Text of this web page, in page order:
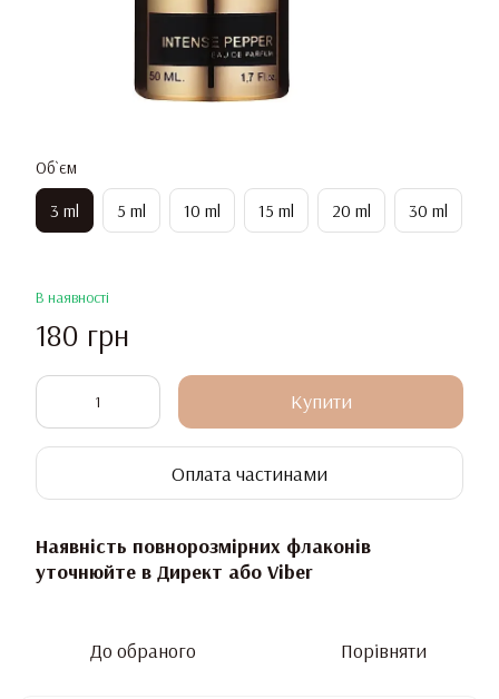
Об`єм
3 ml 5 ml 10 ml 15 ml 20 ml 30 ml
В наявності
180 грн
Купити
Оплата частинами
Наявність повнорозмірних флаконів
уточнюйте в Директ або Viber
До обраного Порівняти